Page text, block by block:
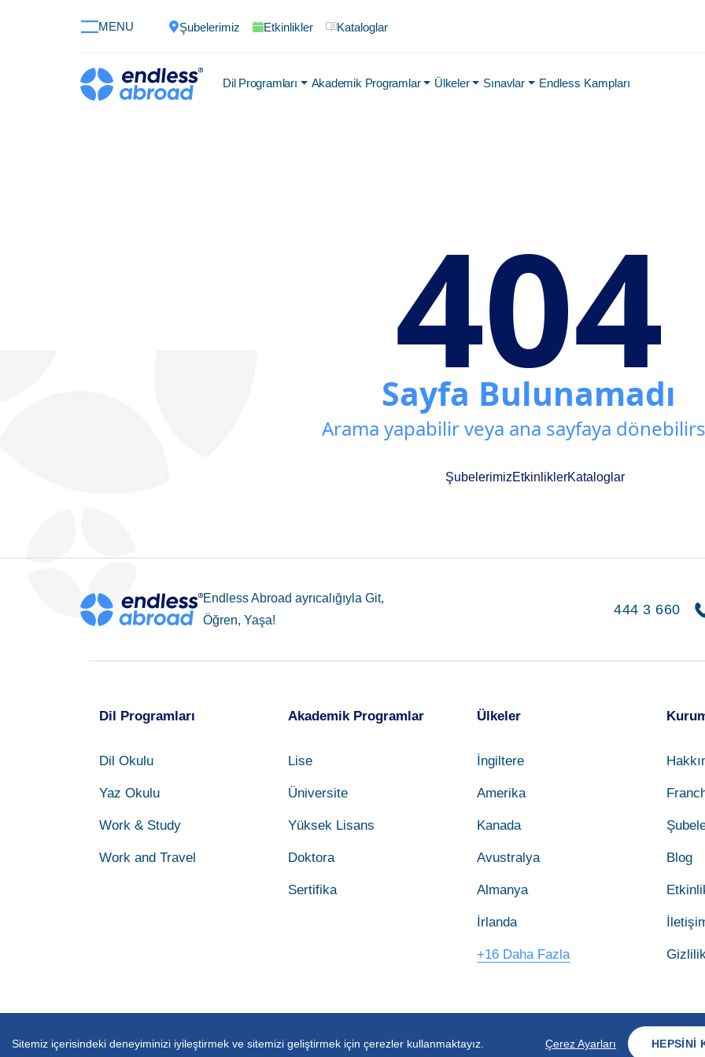
MENU Şubelerimiz Etkinlikler Kataloglar
Dil Programları Akademik Programlar Ülkeler Sınavlar Endless Kampları
404
Sayfa Bulunamadı
Arama yapabilir veya ana sayfaya
ŞubelerimizEtkinliklerKataloglar
Endless Abroad ayrıcalığıyla Git,
Öğren, Yaşa!
444 3 660
Dil Programları
Dil Okulu
Yaz Okulu
Work & Study
Work and Travel
Akademik Programlar
Lise
Üniversite
Yüksek Lisans
Doktora
Sertifika
Ülkeler
İngiltere
Amerika
Kanada
Avustralya
Almanya
İrlanda
+16 Daha Fazla
Blog
Copyright © Endless Abroad 2026
Sitemiz içerisindeki deneyiminizi iyileştirmek ve sitemizi geliştirmek için çerezler kullanmaktayız. Çerez Ayarları HEPSINI